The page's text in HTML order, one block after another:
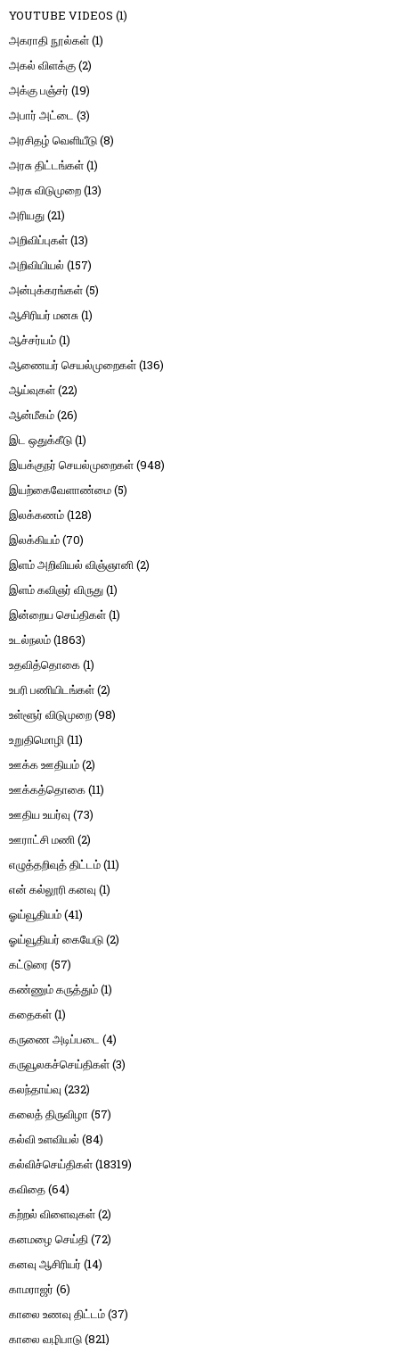
YOUTUBE VIDEOS (1)
அகராதி நூல்கள்(1)
அகல் விளக்கு(2)
அக்கு பஞ்சர் (19)
அபார் அட்டை (3)
அரசிதழ் வெளியீடு(8)
அரசு திட்டங்கள்(1)
அரசு விடுமுறை(13)
அரியது(21)
அறிவிப்புகள்(13)
அறிவியியல் (157)
அன்புக்கரங்கள்(5)
ஆசிரியர் மனசு(1)
ஆச்சர்யம்(1)
ஆணையர் செயல்முறைகள்(136)
ஆய்வுகள்(22)
ஆன்மீகம்(26)
இட ஒதுக்கீடு(1)
இயக்குநர் செயல்முறைகள்(948)
இயற்கைவேளாண்மை(5)
இலக்கணம்(128)
இலக்கியம்(70)
இளம் அறிவியல் விஞ்ஞானி(2)
இளம் கவிஞர் விருது(1)
இன்றைய செய்திகள்(1)
உடல்நலம்(1863)
உதவித்தொகை(1)
உபரி பணியிடங்கள்(2)
உள்ளூர் விடுமுறை(98)
உறுதிமொழி(11)
ஊக்க ஊதியம்(2)
ஊக்கத்தொகை(11)
ஊதிய உயர்வு (73)
ஊராட்சி மணி(2)
எழுத்தறிவுத் திட்டம்(11)
என் கல்லூரி கனவு (1)
ஓய்வூதியம்(41)
ஓய்வூதியர் கையேடு(2)
கட்டுரை (57)
கண்ணும் கருத்தும்(1)
கதைகள்(1)
கருணை அடிப்படை (4)
கருவூலகச்செய்திகள்(3)
கலந்தாய்வு (232)
கலைத் திருவிழா (57)
கல்வி உளவியல் (84)
கல்விச்செய்திகள்(18319)
கவிதை(64)
கற்றல் விளைவுகள்(2)
கனமழை செய்தி(72)
கனவு ஆசிரியர் (14)
காமராஜர் (6)
காலை உணவு திட்டம்(37)
காலை வழிபாடு(821)